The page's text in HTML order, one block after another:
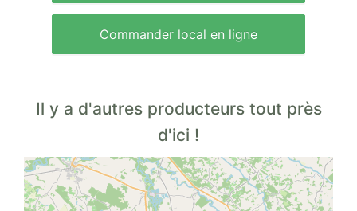
Commander local en ligne
Il y a d'autres producteurs tout près
d'ici !